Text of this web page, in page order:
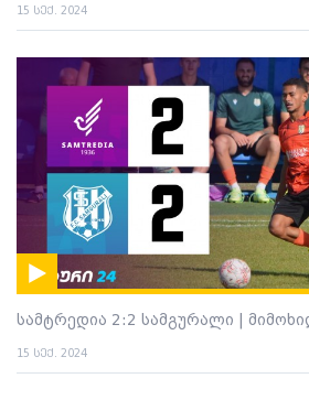
15 სექ. 2024
სამტრედია 2:2 სამგურალი |
15 სექ. 2024